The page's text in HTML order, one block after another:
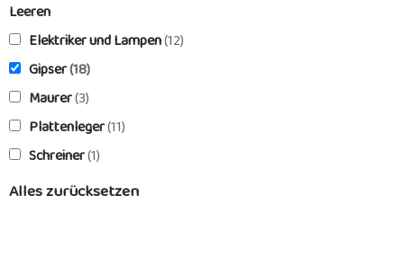
Leeren
Elektriker und Lampen(12)
Gipser(18)
Maurer(3)
Plattenleger(11)
Schreiner(1)
Alles zurücksetzen